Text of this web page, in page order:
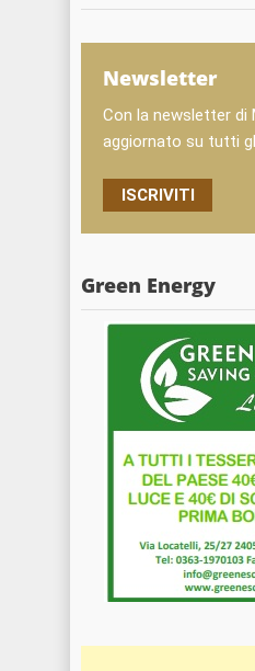
Newsletter
Con la newsletter di
aggiornato su tutti
ISCRIVITI
Green Energy